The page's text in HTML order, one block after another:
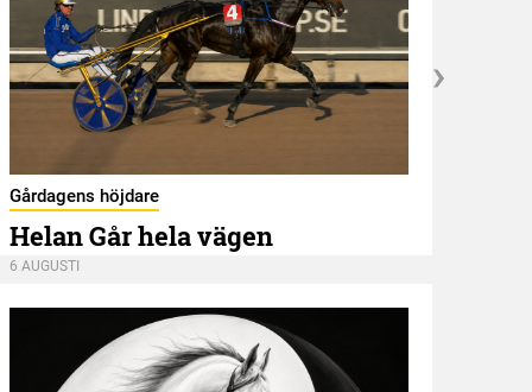
Gårdagens höjdare
Helan Går hela vägen
6 AUGUSTI